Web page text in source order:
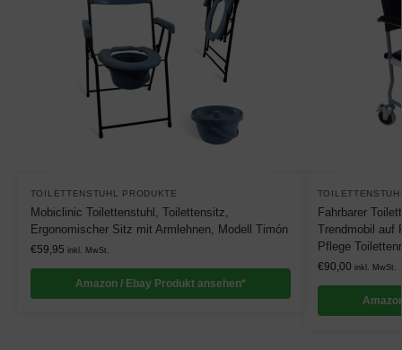
TOILETTENSTUHL PRODUKTE
Mobiclinic Toilettenstuhl, Toilettensitz,
Ergonomischer Sitz mit Armlehnen, Modell Timón
€59,95 inkl. MwSt.
Amazon / Ebay Produkt ansehen*
Fahrbarer
Trendmobil auf
Pflege
€90,00 inkl. MwSt.